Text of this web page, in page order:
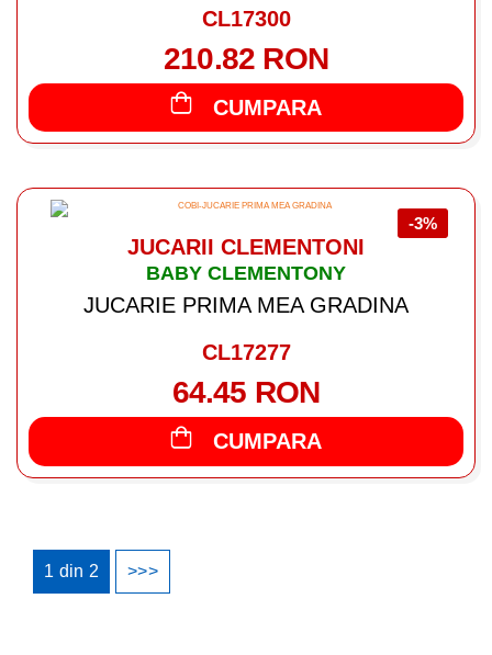
CL17300
210.82 RON
CUMPARA
-3%
JUCARII CLEMENTONI
BABY CLEMENTONY
JUCARIE PRIMA MEA GRADINA
CL17277
64.45 RON
CUMPARA
1 din 2 >>>